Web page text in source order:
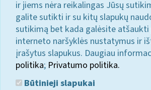
ir jiems nėra reikalingas Jūsų
galite sutikti ir su kitų slapukų
sutikimą bet kada galėsite atšaukti
interneto naršyklės nustatymus ir
įrašytus slapukus. Daugiau
politika; Privatumo politika.
Būtinieji slapukai